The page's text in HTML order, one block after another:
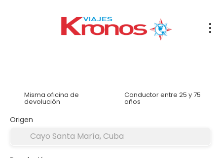
Misma oficina de
devolución
Conductor entre 25 y 75
años
Origen